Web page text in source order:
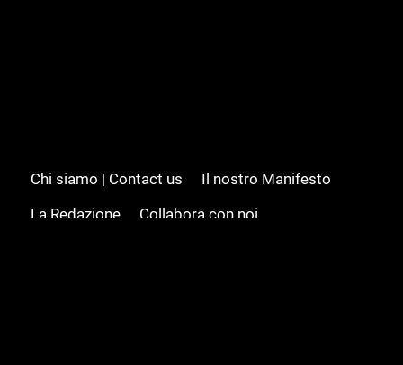
Chi siamo | Contact us
Il nostro Manifesto
La Redazione
Collabora con noi